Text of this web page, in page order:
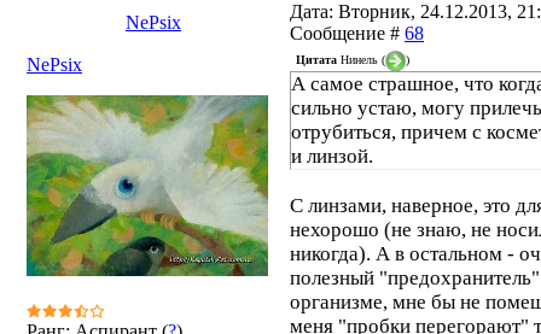
NePsix
Дата: Вторник, 24.12.2013,
Сообщение # 68
NePsix
Цитата Нинель ( )
А самое страшное, что
сильно устаю, могу
отрубиться, причем с
и линзой.
С линзами, наверное, это
нехорошо (не знаю, не
никогда). А в остальном -
полезный
организме, мне бы не
меня "пробки перегорают"